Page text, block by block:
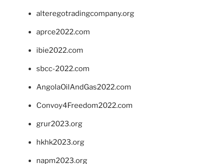
alteregotradingcompany.org
aprce2022.com
ibie2022.com
sbcc-2022.com
AngolaOilAndGas2022.com
Convoy4Freedom2022.com
grur2023.org
hkhk2023.org
napm2023.org